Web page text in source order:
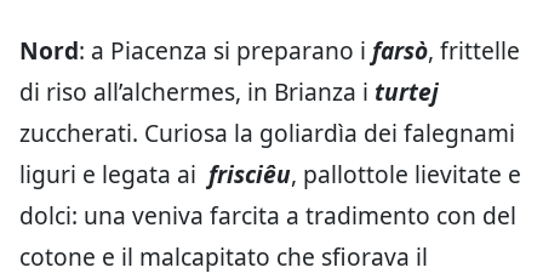
Nord: a Piacenza si preparano i farsò, frittelle
di riso all’alchermes, in Brianza i turtej
zuccherati. Curiosa la goliardìa dei falegnami
liguri e legata ai frisciêu, pallottole lievitate e
dolci: una veniva farcita a tradimento con del
cotone e il malcapitato che sfiorava il